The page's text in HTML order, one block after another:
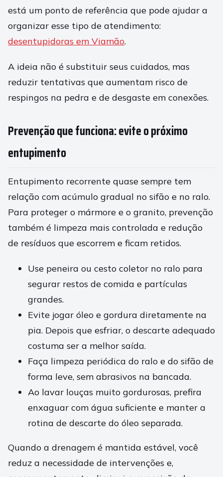
está um ponto de referência que pode ajudar a
organizar esse tipo de atendimento:
desentupidoras em Viamão.
A ideia não é substituir seus cuidados, mas
reduzir tentativas que aumentam risco de
respingos na pedra e de desgaste em conexões.
Prevenção que funciona: evite o próximo
entupimento
Entupimento recorrente quase sempre tem
relação com acúmulo gradual no sifão e no ralo.
Para proteger o mármore e o granito, prevenção
também é limpeza mais controlada e redução
de resíduos que escorrem e ficam retidos.
Use peneira ou cesto coletor no ralo para
segurar restos de comida e partículas
grandes.
Evite jogar óleo e gordura diretamente na
pia. Depois que esfriar, o descarte adequado
costuma ser a melhor saída.
Faça limpeza periódica do ralo e do sifão de
forma leve, sem abrasivos na bancada.
Ao lavar louças muito gordurosas, prefira
enxaguar com água suficiente e manter a
rotina de descarte do óleo separada.
Quando a drenagem é mantida estável, você
reduz a necessidade de intervenções e,